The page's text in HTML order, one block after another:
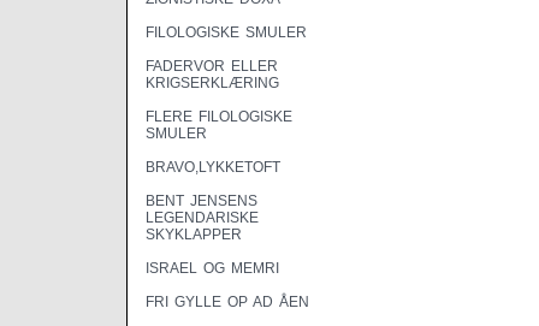
FILOLOGISKE SMULER
FADERVOR ELLER
KRIGSERKLÆRING
FLERE FILOLOGISKE
SMULER
BRAVO,LYKKETOFT
BENT JENSENS
LEGENDARISKE
SKYKLAPPER
ISRAEL OG MEMRI
FRI GYLLE OP AD ÅEN